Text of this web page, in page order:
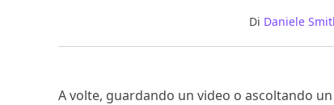
Di Daniele
A volte, guardando un video o ascoltando